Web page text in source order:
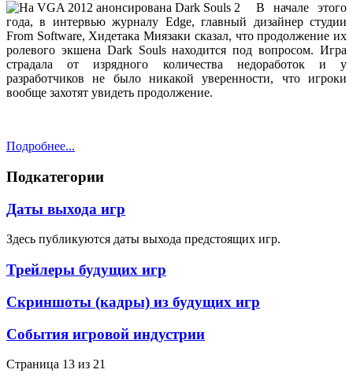
В начале этого
года, в интервью журналу Edge, главный дизайнер студии
From Software, Хидетака Миязаки сказал, что продолжение их
ролевого экшена Dark Souls находится под вопросом. Игра
страдала от изрядного количества недоработок и у
разработчиков не было никакой уверенности, что игроки
вообще захотят увидеть продолжение.
Подробнее...
Подкатегории
Даты выхода игр
Здесь публикуются даты выхода предстоящих игр.
Трейлеры будущих игр
Скриншоты (кадры) из будущих игр
События игровой индустрии
Страница 13 из 21